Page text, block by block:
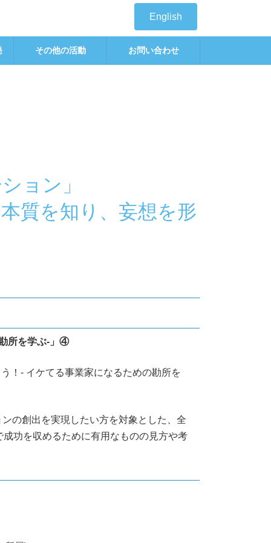
English
その他の活動 お問い合わせ
ョン」
質を知り、妄想を形
所を学ぶ-」④
！- イケてる事業家になるための勘所を
の創出を実現したい方を対象とした、全
功を収めるために有用なものの見方や考